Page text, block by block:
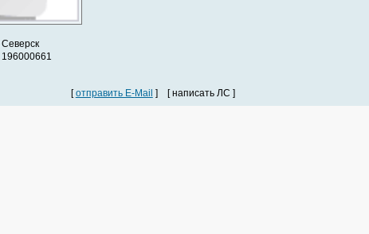
Северск
196000661
[отправить E-Mail ] [ написать ЛС ]